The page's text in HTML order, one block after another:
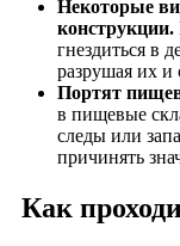
Некоторые
конструкции.
гнездиться в
разрушая их и
Портят
в пищевые
следы или
причинять
Как